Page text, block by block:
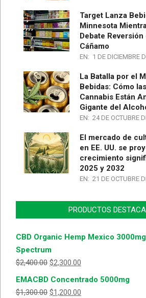
Target Lanza
Minnesota
Debate
Cáñamo
EN: 1 DE DICIEMBRE
La Batalla por el
Bebidas: Cómo
Cannabis Están
Gigante del
EN: 24 DE OCTUBRE
El mercado de
en EE. UU. se
crecimiento
2025 y 2032
EN: 21 DE OCTUBRE
PRODUCTOS
CBD Organic Hemp Mexico 3000mg
Spectrum
$2,400.00 $2,300.00
EMACBD Concentrado 5000mg
$1,300.00 $1,200.00